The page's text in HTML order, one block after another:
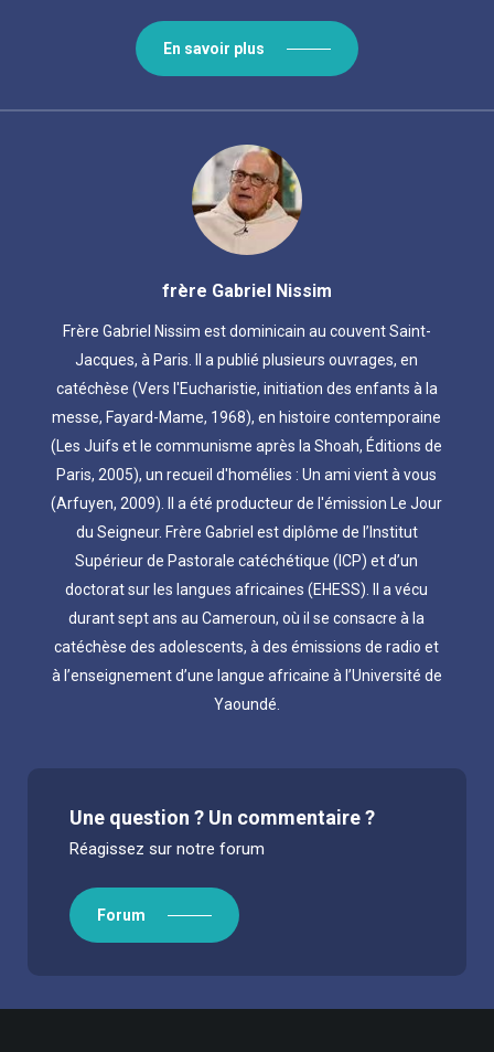
En savoir plus
frère Gabriel Nissim
Frère Gabriel Nissim est dominicain au couvent Saint-
Jacques, à Paris. Il a publié plusieurs ouvrages, en
catéchèse (Vers l'Eucharistie, initiation des enfants à la
messe, Fayard-Mame, 1968), en histoire contemporaine
(Les Juifs et le communisme après la Shoah, Éditions de
Paris, 2005), un recueil d'homélies : Un ami vient à vous
(Arfuyen, 2009). Il a été producteur de l'émission Le Jour
du Seigneur. Frère Gabriel est diplôme de l’Institut
Supérieur de Pastorale catéchétique (ICP) et d’un
doctorat sur les langues africaines (EHESS). Il a vécu
durant sept ans au Cameroun, où il se consacre à la
catéchèse des adolescents, à des émissions de radio et
à l’enseignement d’une langue africaine à l’Université de
Yaoundé.
Une question ? Un commentaire ?
Réagissez sur notre forum
Forum